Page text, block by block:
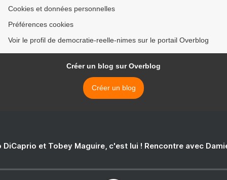
Cookies et données personnelles
Préférences cookies
Voir le profil de democratie-reelle-nimes sur le portail Overblog
Créer un blog sur Overblog
Créer un blog
DiCaprio et Tobey Maguire, c'est lui ! Rencontre avec